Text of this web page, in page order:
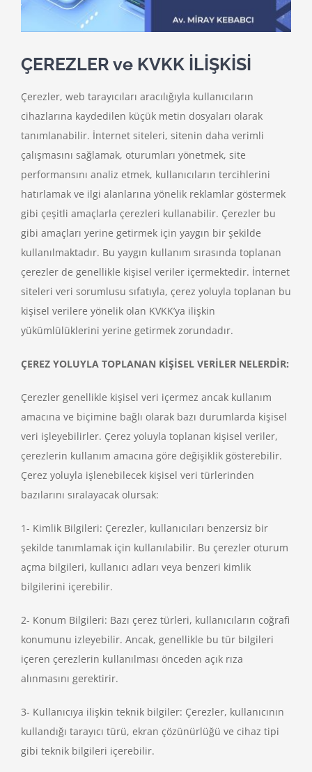
ÇEREZLER ve KVKK İLİŞKİSİ
Çerezler, web tarayıcıları aracılığıyla kullanıcıların
cihazlarına kaydedilen küçük metin dosyaları olarak
tanımlanabilir. İnternet siteleri, sitenin daha verimli
çalışmasını sağlamak, oturumları yönetmek, site
performansını analiz etmek, kullanıcıların tercihlerini
hatırlamak ve ilgi alanlarına yönelik reklamlar göstermek
gibi çeşitli amaçlarla çerezleri kullanabilir. Çerezler bu
gibi amaçları yerine getirmek için yaygın bir şekilde
kullanılmaktadır. Bu yaygın kullanım sırasında toplanan
çerezler de genellikle kişisel veriler içermektedir. İnternet
siteleri veri sorumlusu sıfatıyla, çerez yoluyla toplanan bu
kişisel verilere yönelik olan KVKK’ya ilişkin
yükümlülüklerini yerine getirmek zorundadır.
ÇEREZ YOLUYLA TOPLANAN KİŞİSEL VERİLER NELERDİR:
Çerezler genellikle kişisel veri içermez ancak kullanım
amacına ve biçimine bağlı olarak bazı durumlarda kişisel
veri işleyebilirler. Çerez yoluyla toplanan kişisel veriler,
çerezlerin kullanım amacına göre değişiklik gösterebilir.
Çerez yoluyla işlenebilecek kişisel veri türlerinden
bazılarını sıralayacak olursak:
1- Kimlik Bilgileri: Çerezler, kullanıcıları benzersiz bir
şekilde tanımlamak için kullanılabilir. Bu çerezler oturum
açma bilgileri, kullanıcı adları veya benzeri kimlik
bilgilerini içerebilir.
2- Konum Bilgileri: Bazı çerez türleri, kullanıcıların coğrafi
konumunu izleyebilir. Ancak, genellikle bu tür bilgileri
içeren çerezlerin kullanılması önceden açık rıza
alınmasını gerektirir.
3- Kullanıcıya ilişkin teknik bilgiler: Çerezler, kullanıcının
kullandığı tarayıcı türü, ekran çözünürlüğü ve cihaz tipi
gibi teknik bilgileri içerebilir.